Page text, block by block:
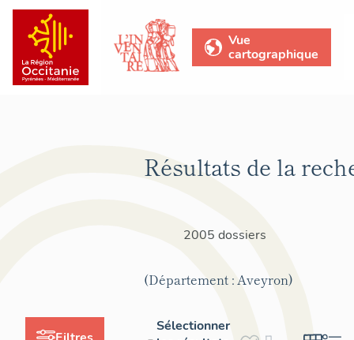
Vue
cartographique
Résultats de la
2005 dossiers
(Département : Aveyron)
Sélectionner